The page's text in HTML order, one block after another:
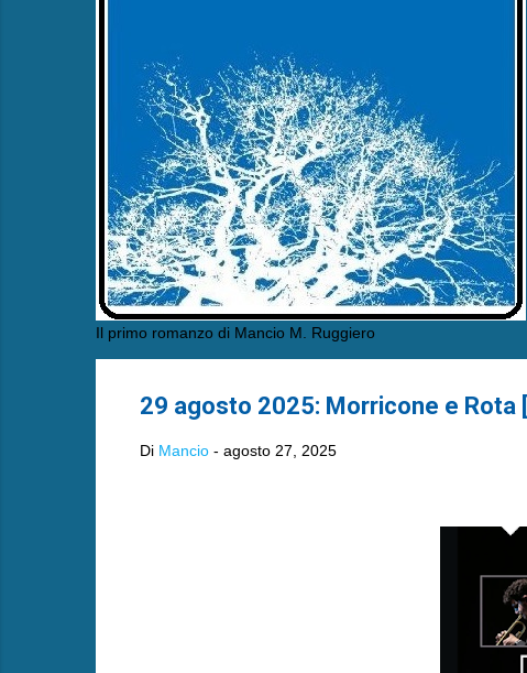
Il primo romanzo di Mancio M. Ruggiero
29 agosto 2025: Morricone e Rota
Di Mancio - agosto 27, 2025